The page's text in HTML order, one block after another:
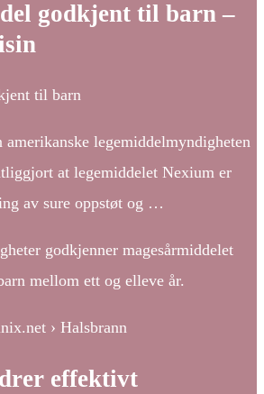
godkjent til barn –
til barn
legemiddelmyndigheten
at legemiddelet Nexium er
av sure oppstøt og …
godkjenner magesårmiddelet
mellom ett og elleve år.
› Halsbrann
effektivt